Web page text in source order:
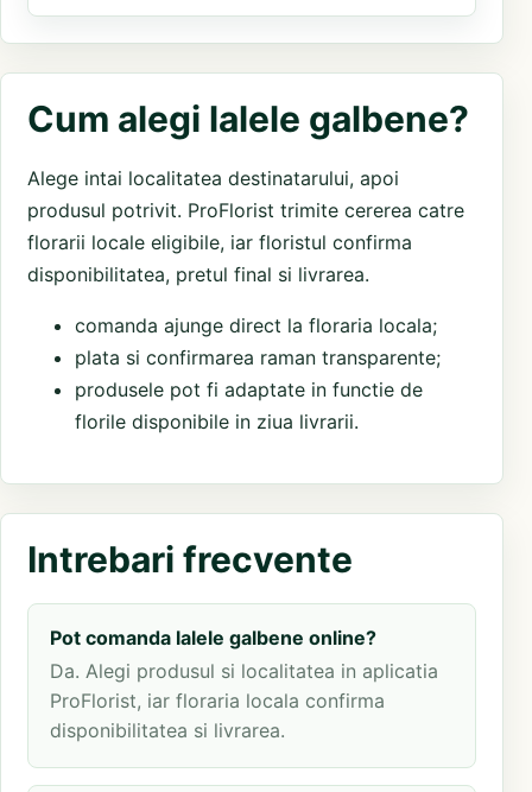
Cum alegi lalele galbene?
Alege intai localitatea destinatarului, apoi
produsul potrivit. ProFlorist trimite cererea catre
florarii locale eligibile, iar floristul confirma
disponibilitatea, pretul final si livrarea.
comanda ajunge direct la floraria locala;
plata si confirmarea raman transparente;
produsele pot fi adaptate in functie de
florile disponibile in ziua livrarii.
Intrebari frecvente
Pot comanda lalele galbene online?
Da. Alegi produsul si localitatea in aplicatia
ProFlorist, iar floraria locala confirma
disponibilitatea si livrarea.